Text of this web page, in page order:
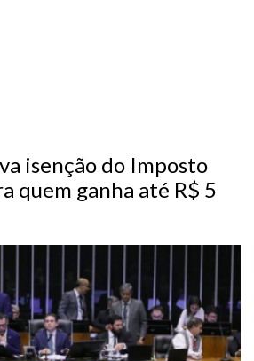
isenção do Imposto
quem ganha até R$ 5